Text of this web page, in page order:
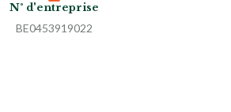
N° d'entreprise
BE0453919022